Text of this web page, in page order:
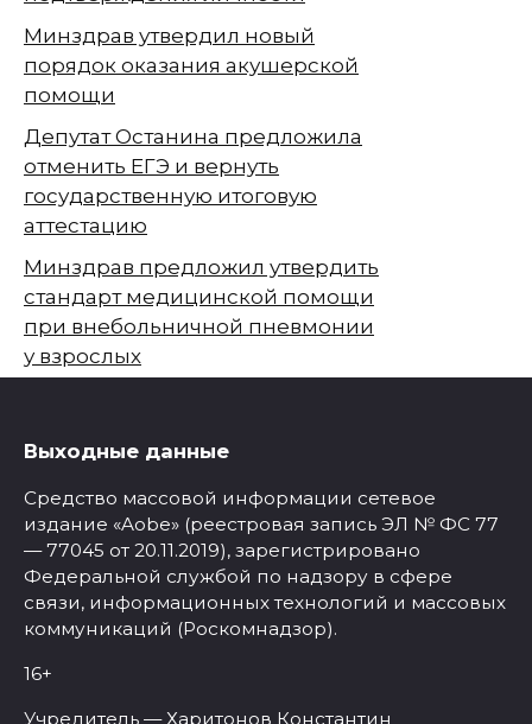
Минздрав утвердил новый
порядок оказания акушерской
помощи
Депутат Останина предложила
отменить ЕГЭ и вернуть
государственную итоговую
аттестацию
Минздрав предложил утвердить
стандарт медицинской помощи
при внебольничной пневмонии
у взрослых
Выходные данные
Средство массовой информации сетевое
издание «Aobe» (реестровая запись ЭЛ № ФС 77
— 77045 от 20.11.2019), зарегистрировано
Федеральной службой по надзору в сфере
связи, информационных технологий и массовых
коммуникаций (Роскомнадзор).
16+
Учредитель — Харитонов Константин